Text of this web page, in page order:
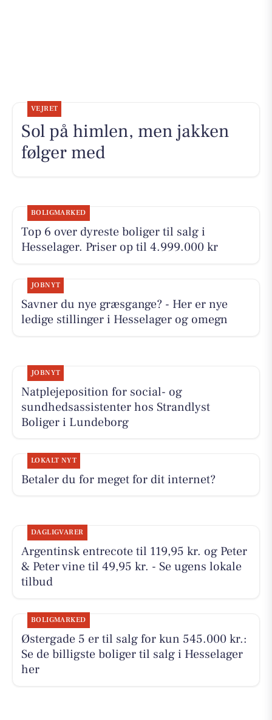
VEJRET
Sol på himlen, men jakken
følger med
BOLIGMARKED
Top 6 over dyreste boliger til salg i
Hesselager. Priser op til 4.999.000 kr
JOBNYT
Savner du nye græsgange? - Her er nye
ledige stillinger i Hesselager og omegn
JOBNYT
Natplejeposition for social- og
sundhedsassistenter hos Strandlyst
Boliger i Lundeborg
LOKALT NYT
Betaler du for meget for dit internet?
DAGLIGVARER
Argentinsk entrecote til 119,95 kr. og Peter
& Peter vine til 49,95 kr. - Se ugens lokale
tilbud
BOLIGMARKED
Østergade 5 er til salg for kun 545.000 kr.:
Se de billigste boliger til salg i Hesselager
her